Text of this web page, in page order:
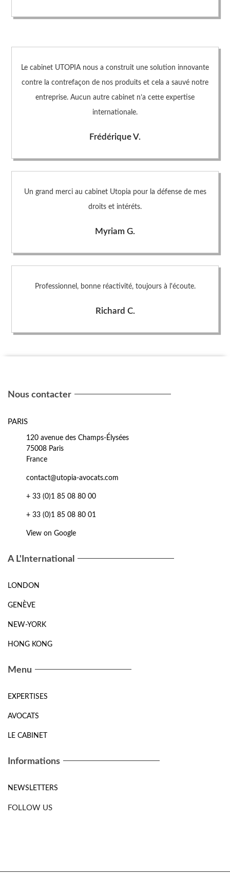
Le cabinet UTOPIA nous a construit une solution innovante
contre la contrefaçon de nos produits et cela a sauvé notre
entreprise. Aucun autre cabinet n’a cette expertise
internationale.
Frédérique V.
Un grand merci au cabinet Utopia pour la défense de mes
droits et intéréts.
Myriam G.
Professionnel, bonne réactivité, toujours à l'écoute.
Richard C.
Nous contacter
PARIS
120 avenue des Champs-Élysées
75008 Paris
France
contact@utopia-avocats.com
+ 33 (0)1 85 08 80 00
+ 33 (0)1 85 08 80 01
View on Google
A L'International
LONDON
GENÈVE
NEW-YORK
HONG KONG
Menu
EXPERTISES
AVOCATS
LE CABINET
Informations
NEWSLETTERS
FOLLOW US